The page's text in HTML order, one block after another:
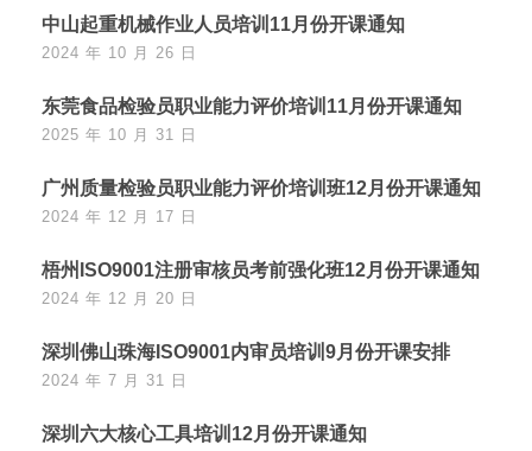
中山起重机械作业人员培训11月份开课通知
2024 年 10 月 26 日
东莞食品检验员职业能力评价培训11月份开课通知
2025 年 10 月 31 日
广州质量检验员职业能力评价培训班12月份开课通知
2024 年 12 月 17 日
梧州ISO9001注册审核员考前强化班12月份开课通知
2024 年 12 月 20 日
深圳佛山珠海ISO9001内审员培训9月份开课安排
2024 年 7 月 31 日
深圳六大核心工具培训12月份开课通知